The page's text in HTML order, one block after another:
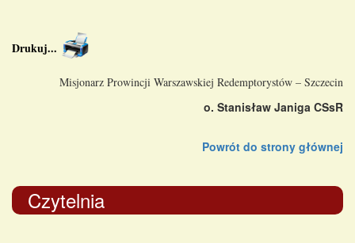
Drukuj...
Misjonarz Prowincji Warszawskiej Redemptorystów – Szczecin
o. Stanisław Janiga CSsR
Powrót do strony głównej
Czytelnia